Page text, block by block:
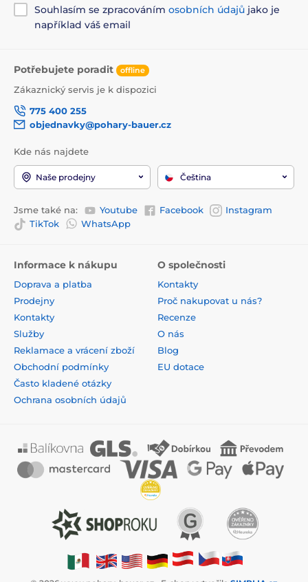
Souhlasím se zpracováním osobních údajů jako je
například váš email
Potřebujete poradit offline
Zákaznický servis je k dispozici
775 400 255
objednavky@pohary-bauer.cz
Kde nás najdete
Naše prodejny Čeština
Jsme také na: Youtube Facebook
Instagram
TikTok
WhatsApp
Informace k nákupu
Doprava a platba
Prodejny
Kontakty
Služby
Reklamace a vrácení zboží
Obchodní podmínky
Často kladené otázky
Ochrana osobních údajů
O společnosti
Kontakty
Proč nakupovat u nás?
Recenze
O nás
Blog
EU dotace